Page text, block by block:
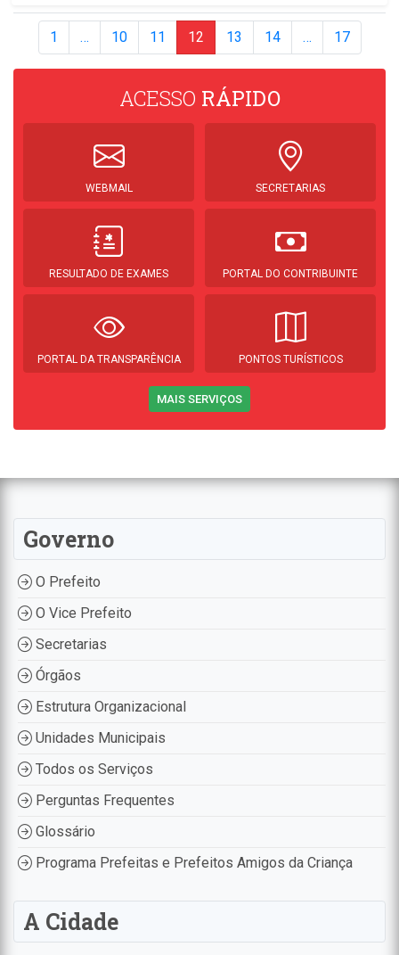
1 … 10 11 12 13 14 … 17
ACESSO RÁPIDO
WEBMAIL SECRETARIAS
RESULTADO DE EXAMES PORTAL DO CONTRIBUINTE
PORTAL DA TRANSPARÊNCIA PONTOS TURÍSTICOS
MAIS SERVIÇOS
Governo
O Prefeito
O Vice Prefeito
Secretarias
Órgãos
Estrutura Organizacional
Unidades Municipais
Todos os Serviços
Perguntas Frequentes
Glossário
Programa Prefeitas e Prefeitos Amigos da Criança
A Cidade